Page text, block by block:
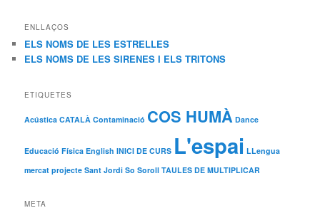
ENLLAÇOS
ELS NOMS DE LES ESTRELLES
ELS NOMS DE LES SIRENES I ELS TRITONS
ETIQUETES
Acústica CATALÀ Contaminació COS HUMÀ Dance
Educació Física English INICI DE CURS L'espai LLengua
mercat projecte Sant Jordi So Soroll TAULES DE MULTIPLICAR
META